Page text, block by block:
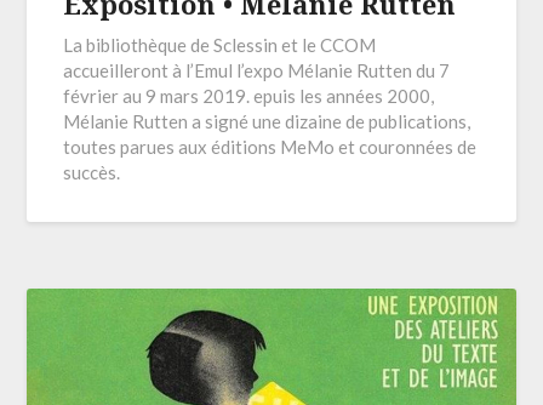
La bibliothèque de Sclessin et le CCOM
accueilleront à l’Emul l’expo Mélanie Rutten du 7
février au 9 mars 2019. epuis les années 2000,
Mélanie Rutten a signé une dizaine de publications,
toutes parues aux éditions MeMo et couronnées de
succès.